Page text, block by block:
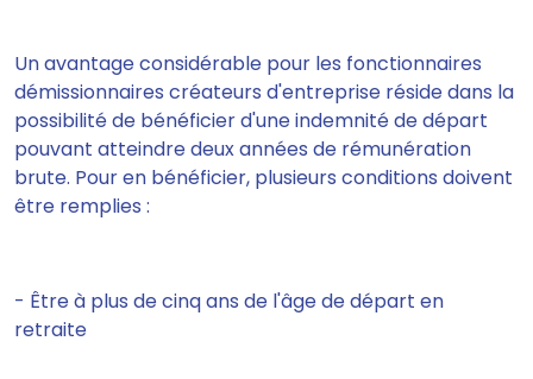
Un avantage considérable pour les fonctionnaires
démissionnaires créateurs d'entreprise réside dans la
possibilité de bénéficier d'une indemnité de départ
pouvant atteindre deux années de rémunération
brute. Pour en bénéficier, plusieurs conditions doivent
être remplies :
- Être à plus de cinq ans de l'âge de départ en
retraite